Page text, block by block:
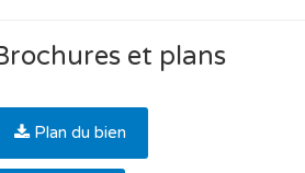
et plans
Plan du bien